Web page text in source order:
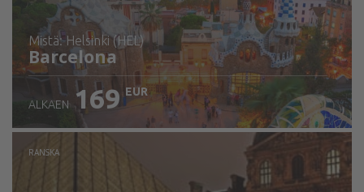
mistä: Helsinki (HEL)
Barcelona
Tarkista tiedot
ALKAEN 169 EUR
RANSKA